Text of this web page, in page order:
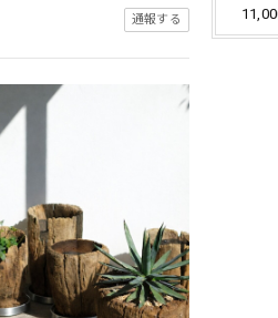
通報する